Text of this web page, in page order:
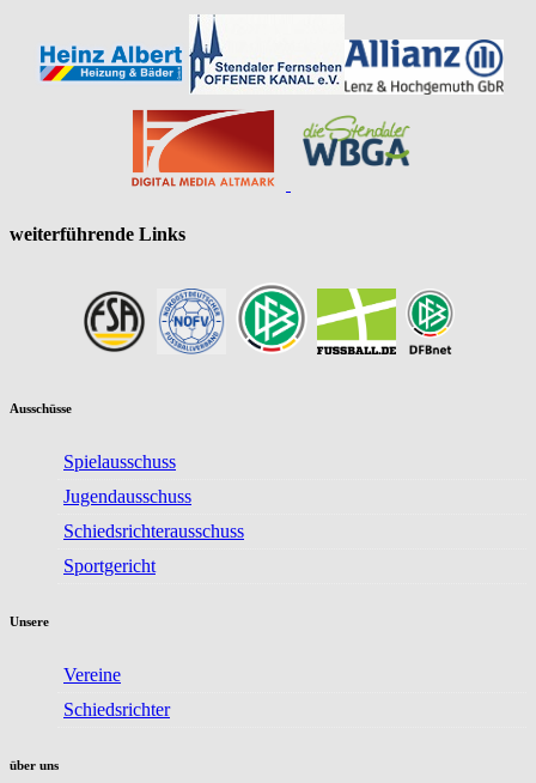
weiterführende Links
Ausschüsse
Spielausschuss
Jugendausschuss
Schiedsrichterausschuss
Sportgericht
Unsere
Vereine
Schiedsrichter
über uns